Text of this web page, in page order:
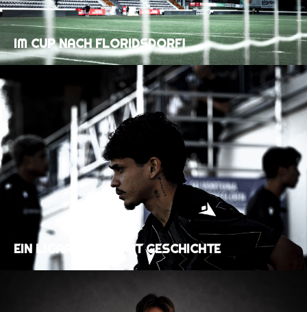
IM CUP NACH FLORIDSDORF!
EIN LIGAAUFTAKT MIT GESCHICHTE